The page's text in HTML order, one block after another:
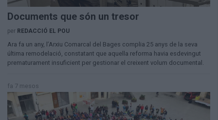
Documents que són un tresor
per REDACCIÓ EL POU
Ara fa un any, l’Arxiu Comarcal del Bages complia 25 anys de la seva
última remodelació, constatant que aquella reforma havia esdevingut
prematurament insuficient per gestionar el creixent volum documental.
fa 7 mesos